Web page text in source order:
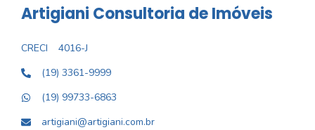
Artigiani Consultoria de Imóveis
CRECI
4016-J
(19) 3361-9999
(19) 99733-6863
artigiani@artigiani.com.br